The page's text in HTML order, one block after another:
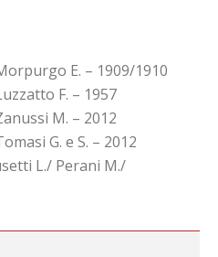
E. – 1909/1910
F. – 1957
M. – 2012
G. e S. – 2012
L./ Perani M./